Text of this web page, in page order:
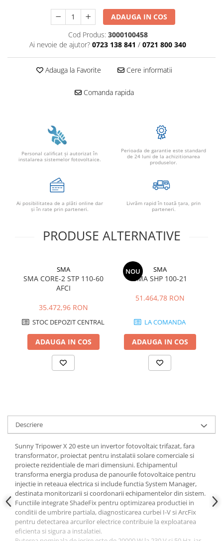
Convertor DC-DC
Meteocontrol
Monitorizare
Statii de reincarcare
Cabluri
Accesorii cabluri
Folie avertizoare
LEA accesorii
Cablu solar
Cabluri date
Cabluri Electrice
Cabluri energie joasa tensiune -
aluminiu
Cabluri aluminiu armat
Cabluri aluminiu coaxial
Cabluri aluminiu nearmat
cupru
Cabluri cupru armat
Cabluri cupru coaxial bransament
Cabluri cupru flexibil
Cabluri cupru nearmat
Cabluri cupru rezistente la foc
Cabluri flexibile
Cabluri flexibile plate
Cabluri medie tensiune
ADAUGA IN COS
Cod Produs: 3000100458
Ai nevoie de ajutor? 0723 138 841 / 0721 800 340
Adauga la Favorite Cere informatii
Comanda rapida
Personal calificat şi autorizat în
instalarea sistemelor fotovoltaice.
Perioada de garantie este standard
de 24 luni de la achizitionarea
produselor.
Ai posibilitatea de a plăti online dar
şi în rate prin parteneri.
Livrăm rapid în toată țara, prin
parteneri.
PRODUSE ALTERNATIVE
SMA
SMA CORE-2 STP 110-60
AFCI
35.472,96 RON
STOC DEPOZIT CENTRAL
ADAUGA IN COS
NOU SMA
SMA SHP 100-21
51.464,78 RON
LA COMANDA
ADAUGA IN COS
Descriere
Sunny Tripower X 20 este un invertor fotovoltaic trifazat, fara
transformator, proiectat pentru instalatii solare comerciale si
proiecte rezidentiale de mari dimensiuni. Echipamentul
transforma energia produsa de panourile fotovoltaice pentru
injectie in reteaua electrica si include functia System Manager,
destinata monitorizarii si coordonarii echipamentelor din sistem.
Functiile integrate ShadeFix pentru optimizarea productiei in
conditii de umbrire partiala, diagnosticarea curbei I-V si ArcFix
pentru detectarea arcurilor electrice contribuie la exploatarea
eficienta si sigura a instalatiei.